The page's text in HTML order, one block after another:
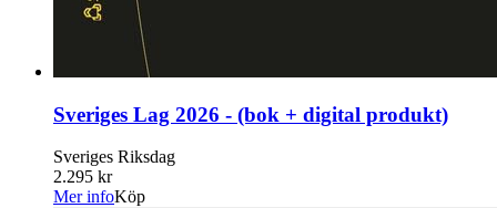
Sveriges Lag 2026 - (bok + digital produkt)
Sveriges Riksdag
2.295 kr
Mer infoKöp